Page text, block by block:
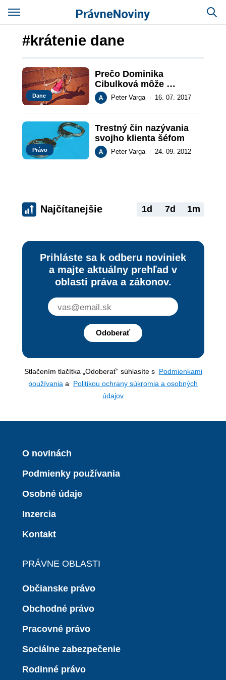
#krátenie dane
Dane
Prečo Dominika
Cibulková môže
zvažovať presťahovanie
sa do daňového raja?
Peter Varga 16. 07. 2017
Právo
Trestný čin nazývania
svojho klienta šéfom
Peter Varga 24. 09. 2012
Najčítanejšie 1d 7d 1m
Prihláste sa k odberu noviniek
a majte aktuálny prehľad v
oblasti práva a zákonov.
Odoberať
Stlačením tlačítka „Odoberať“ súhlasíte s Podmienkami
používania a Politikou ochrany súkromia a osobných
údajov
O novinách
Podmienky používania
Osobné údaje
Inzercia
Kontakt
PRÁVNE OBLASTI
Občianske právo
Obchodné právo
Pracovné právo
Sociálne zabezpečenie
Rodinné právo